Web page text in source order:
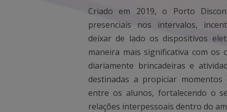
Criado em 2019, o Porto
presenciais nos intervalos,
deixar de lado os dispositivos
maneira mais significativa com os
diariamente brincadeiras e
destinadas a propiciar
entre os alunos, fortalecendo o
relações interpessoais dentro do